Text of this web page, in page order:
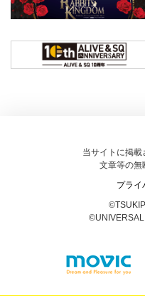
当サイトに掲載
文章等の無
プライ